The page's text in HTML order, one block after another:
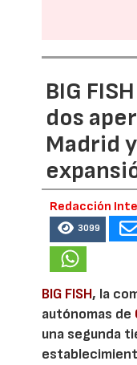
BIG
dos
Madrid
Redacción
3099
BIG FISH, la
autónomas de
una segunda